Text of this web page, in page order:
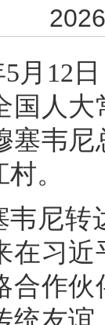
5月12
国人
塞韦
。
韦尼转
在习
合作